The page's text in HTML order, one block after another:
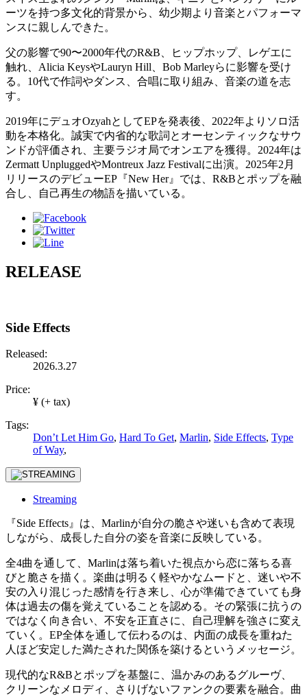
ーツを持つ多文化的背景から、幼少期より音楽とパフォーマ
ンスに親しんできた。
父の影響で90〜2000年代のR&B、ヒップホップ、レゲエに
触れ、Alicia KeysやLauryn Hill、Bob Marleyらに影響を受け
る。10代で作詞やダンス、合唱に取り組み、音楽の道を志
す。
2019年にデュオOzyahとしてEPを発表後、2022年よりソロ活
動を本格化。誠実で内省的な歌詞とオーセンティックなサウ
ンドが評価され、主要ラジオ局でオンエアを獲得。2024年は
Zermatt UnpluggedやMontreux Jazz Festivalに出演。2025年2月
リリースのデビューEP『New Her』では、R&Bとポップを融
合し、自己再生の物語を描いている。
RELEASE
Side Effects
Released:
2026.3.27
Price:
¥ (+ tax)
Tags:
Don’t Let Him Go, Hard To Get, Marlin, Side Effects, Type
of Way,
Streaming
『Side Effects』は、Marlinが自分の脆さや迷いも含めて表現
しながら、成長した自分の姿を音楽に反映している。
全4曲を通して、Marlinは落ち着いた視点から恋に落ちる喜
びと脆さを描く。楽曲は明るく軽やかなムードと、迷いや不
安の入り混じった感情を行き来し、心が準備できていても身
体は過去の傷を覚えていることを認める。その緊張に抗うの
ではなく向き合い、不安を正直さに、自己理解を強さに変え
ていく。EP全体を通して伝わるのは、内面の成長を重ねた
人ほど安定した満たされた関係を築けるというメッセージ。
現代的なR&Bとポップを基盤に、温かみのあるグルーヴ、
クリーンなメロディ、さりげないファンクの要素を融合。曲